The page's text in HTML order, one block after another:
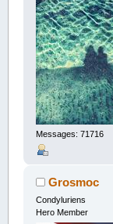
Messages: 71716
Grosmoc
Condyluriens
Hero Member